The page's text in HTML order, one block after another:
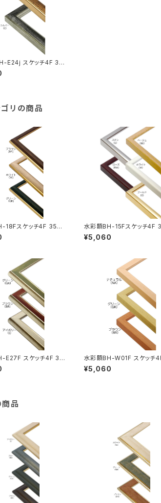
E24j スケッチ4F 35
リの商品
18Fスケッチ4F 352×
水彩額BH-15Fスケッチ4F
443ミリ
¥5,060
E27F スケッチ4F 35
水彩額BH-W01F スケッチ
2×443ミリ
¥5,060
品